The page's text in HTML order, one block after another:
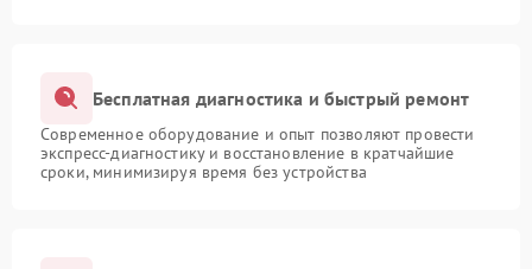
Бесплатная диагностика и быстрый ремонт
Современное оборудование и опыт позволяют провести
экспресс-диагностику и восстановление в кратчайшие
сроки, минимизируя время без устройства